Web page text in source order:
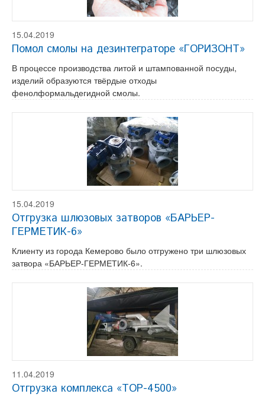
15.04.2019
Помол смолы на дезинтеграторе «ГОРИЗОНТ»
В процессе производства литой и штампованной посуды,
изделий образуются твёрдые отходы
фенолформальдегидной смолы.
15.04.2019
Отгрузка шлюзовых затворов «БАРЬЕР-
ГЕРМЕТИК-6»
Клиенту из города Кемерово было отгружено три шлюзовых
затвора «БАРЬЕР-ГЕРМЕТИК-6».
11.04.2019
Отгрузка комплекса «ТОР-4500»